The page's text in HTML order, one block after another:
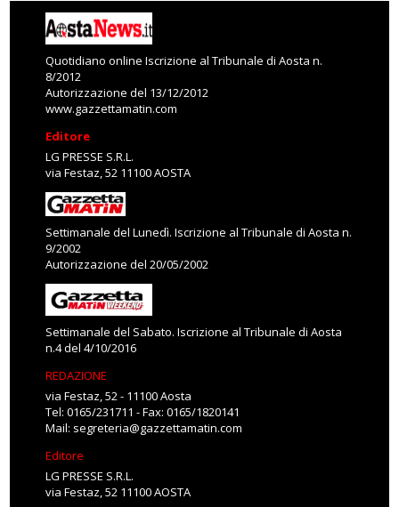
Quotidiano online Iscrizione al Tribunale di Aosta n.
8/2012
Autorizzazione del 13/12/2012
www.gazzettamatin.com
Editore
LG PRESSE S.R.L.
via Festaz, 52 11100 AOSTA
Settimanale del Lunedì. Iscrizione al Tribunale di Aosta n.
9/2002
Autorizzazione del 20/05/2002
Settimanale del Sabato. Iscrizione al Tribunale di Aosta
n.4 del 4/10/2016
REDAZIONE
via Festaz, 52 - 11100 Aosta
Tel: 0165/231711 - Fax: 0165/1820141
Mail: segreteria@gazzettamatin.com
Editore
LG PRESSE S.R.L.
via Festaz, 52 11100 AOSTA